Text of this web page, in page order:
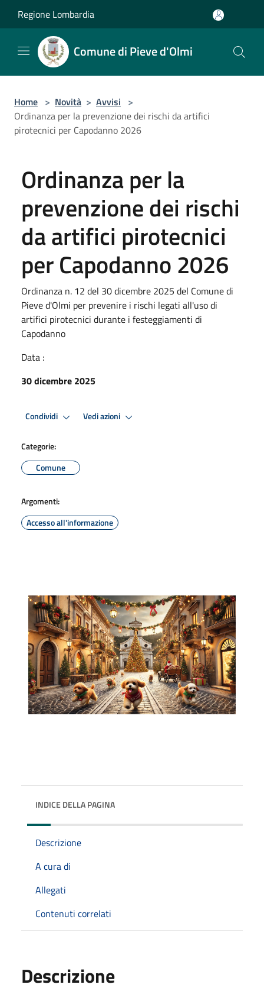
Regione Lombardia
Comune di Pieve d'Olmi
Home > Novità > Avvisi >
Ordinanza per la prevenzione dei rischi da artifici
pirotecnici per Capodanno 2026
Ordinanza per la
prevenzione dei rischi
da artifici pirotecnici
per Capodanno 2026
Ordinanza n. 12 del 30 dicembre 2025 del Comune di
Pieve d'Olmi per prevenire i rischi legati all'uso di
artifici pirotecnici durante i festeggiamenti di
Capodanno
Data :
30 dicembre 2025
Condividi Vedi azioni
Categorie:
Comune
Argomenti:
Accesso all'informazione
INDICE DELLA PAGINA
Descrizione
A cura di
Allegati
Contenuti correlati
Descrizione